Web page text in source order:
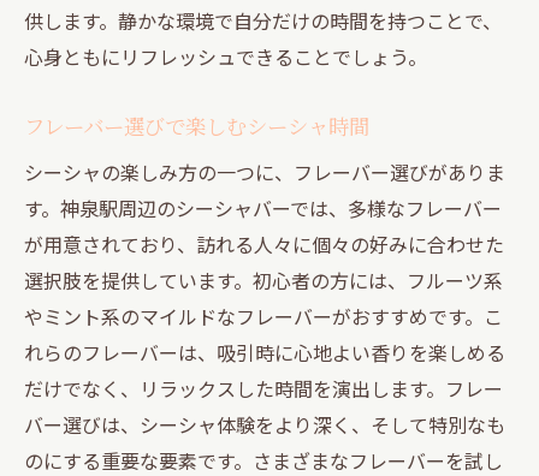
供します。静かな環境で自分だけの時間を持つことで、
心身ともにリフレッシュできることでしょう。
フレーバー選びで楽しむシーシャ時間
シーシャの楽しみ方の一つに、フレーバー選びがありま
す。神泉駅周辺のシーシャバーでは、多様なフレーバー
が用意されており、訪れる人々に個々の好みに合わせた
選択肢を提供しています。初心者の方には、フルーツ系
やミント系のマイルドなフレーバーがおすすめです。こ
れらのフレーバーは、吸引時に心地よい香りを楽しめる
だけでなく、リラックスした時間を演出します。フレー
バー選びは、シーシャ体験をより深く、そして特別なも
のにする重要な要素です。さまざまなフレーバーを試し